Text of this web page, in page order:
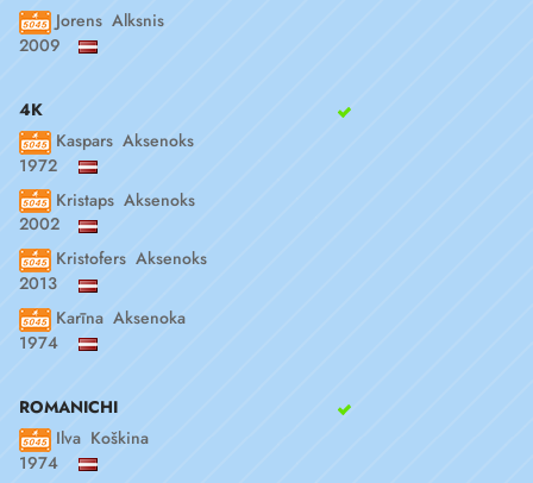
Jorens Alksnis
2009
4K
Kaspars Aksenoks
1972
Kristaps Aksenoks
2002
Kristofers Aksenoks
2013
Karīna Aksenoka
1974
ROMANICHI
Ilva Koškina
1974